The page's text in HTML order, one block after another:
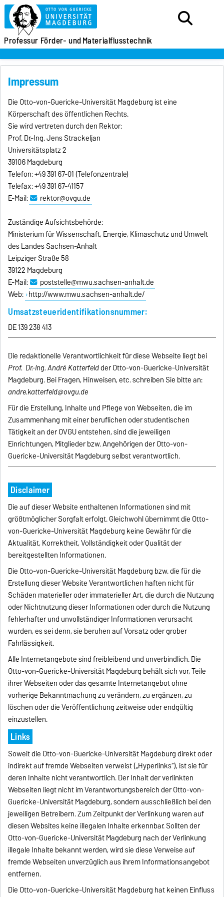
Professur Förder- undMaterialflusstechnik
Impressum
Die Otto-von-Guericke-Universität Magdeburg ist eine
Körperschaft des öffentlichen Rechts.
Sie wird vertreten durch den Rektor:
Prof. Dr.-Ing. Jens Strackeljan
Universitätsplatz 2
39106 Magdeburg
Telefon: +49 391 67-01 (Telefonzentrale)
Telefax: +49 391 67-41157
E-Mail:
rektor@ovgu.de
Zuständige Aufsichtsbehörde:
Ministerium für Wissenschaft, Energie, Klimaschutz und Umwelt
des Landes Sachsen-Anhalt
Leipziger Straße 58
39122 Magdeburg
E-Mail:
poststelle@mwu.sachsen-anhalt.de
Web: http://www.mwu.sachsen-anhalt.de/
Umsatzsteueridentifikationsnummer:
DE 139 238 413
Die redaktionelle Verantwortlichkeit für diese Webseite liegt bei
Prof. Dr.-Ing. André Katterfeldder Otto-von-Guericke-Universität
Magdeburg. Bei Fragen, Hinweisen, etc. schreiben Sie bitte an:
andre.katterfeld@ovgu.de
Für die Erstellung, Inhalte und Pflege von Webseiten, die im
Zusammenhang mit einer beruflichen oder studentischen
Tätigkeit an der OVGU entstehen, sind die jeweiligen
Einrichtungen, Mitglieder bzw. Angehörigen der Otto-von-
Guericke-Universität Magdeburg selbst verantwortlich.
Disclaimer
Die auf dieser Website enthaltenen Informationen sind mit
größtmöglicher Sorgfalt erfolgt. Gleichwohl übernimmt die Otto-
von-Guericke-Universität Magdeburg keine Gewähr für die
Aktualität, Korrektheit, Vollständigkeit oder Qualität der
bereitgestellten Informationen.
Die Otto-von-Guericke-Universität Magdeburg bzw. die für die
Erstellung dieser Website Verantwortlichen haften nicht für
Schäden materieller oder immaterieller Art, die durch die Nutzung
oder Nichtnutzung dieser Informationen oder durch die Nutzung
fehlerhafter und unvollständiger Informationen verursacht
wurden, es sei denn, sie beruhen auf Vorsatz oder grober
Fahrlässigkeit.
Alle Internetangebote sind freibleibend und unverbindlich. Die
Otto-von-Guericke-Universität Magdeburg behält sich vor, Teile
ihrer Webseiten oder das gesamte Internetangebot ohne
vorherige Bekanntmachung zu verändern, zu ergänzen, zu
löschen oder die Veröffentlichung zeitweise oder endgültig
einzustellen.
Links
Soweit die Otto-von-Guericke-Universität Magdeburg direkt oder
indirekt auf fremde Webseiten verweist („Hyperlinks“), ist sie für
deren Inhalte nicht verantwortlich. Der Inhalt der verlinkten
Webseiten liegt nicht im Verantwortungsbereich der Otto-von-
Guericke-Universität Magdeburg, sondern ausschließlich bei den
jeweiligen Betreibern. Zum Zeitpunkt der Verlinkung waren auf
diesen Websites keine illegalen Inhalte erkennbar. Sollten der
Otto-von-Guericke-Universität Magdeburg nach der Verlinkung
illegale Inhalte bekannt werden, wird sie diese Verweise auf
fremde Webseiten unverzüglich aus ihrem Informationsangebot
entfernen.
Die Otto-von-Guericke-Universität Magdeburg hat keinen Einfluss